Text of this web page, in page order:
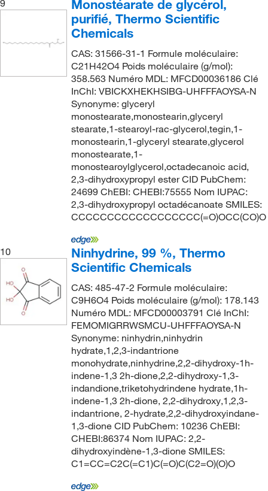
9
Monostéarate de glycérol,
purifié, Thermo Scientific
Chemicals
CAS: 31566-31-1 Formule moléculaire:
C21H42O4 Poids moléculaire (g/mol):
358.563 Numéro MDL: MFCD00036186 Clé
InChI: VBICKXHEKHSIBG-UHFFFAOYSA-N
Synonyme: glyceryl
monostearate,monostearin,glyceryl
stearate,1-stearoyl-rac-glycerol,tegin,1-
monostearin,1-glyceryl stearate,glycerol
monostearate,1-
monostearoylglycerol,octadecanoic acid,
2,3-dihydroxypropyl ester CID PubChem:
24699 ChEBI: CHEBI:75555 Nom IUPAC:
2,3-dihydroxypropyl octadécanoate SMILES:
CCCCCCCCCCCCCCCCCC(=O)OCC(CO)O
10
Ninhydrine, 99 %, Thermo
Scientific Chemicals
CAS: 485-47-2 Formule moléculaire:
C9H6O4 Poids moléculaire (g/mol): 178.143
Numéro MDL: MFCD00003791 Clé InChI:
FEMOMIGRRWSMCU-UHFFFAOYSA-N
Synonyme: ninhydrin,ninhydrin
hydrate,1,2,3-indantrione
monohydrate,ninhydrine,2,2-dihydroxy-1h-
indene-1,3 2h-dione,2,2-dihydroxy-1,3-
indandione,triketohydrindene hydrate,1h-
indene-1,3 2h-dione, 2,2-dihydroxy,1,2,3-
indantrione, 2-hydrate,2,2-dihydroxyindane-
1,3-dione CID PubChem: 10236 ChEBI:
CHEBI:86374 Nom IUPAC: 2,2-
dihydroxyindène-1,3-dione SMILES:
C1=CC=C2C(=C1)C(=O)C(C2=O)(O)O